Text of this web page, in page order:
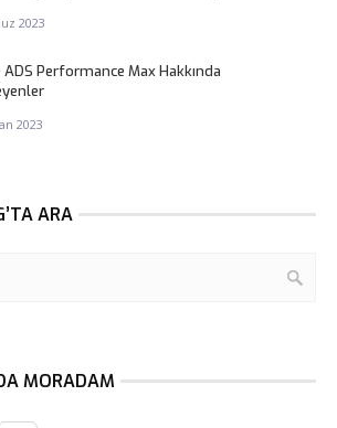
2023
Performance Max Hakkında
2023
ARA
MORADAM